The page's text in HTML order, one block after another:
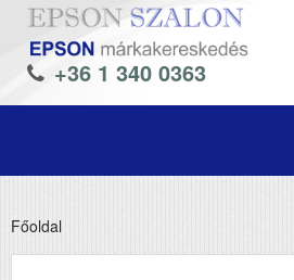
+36 1 340 0363
Főoldal